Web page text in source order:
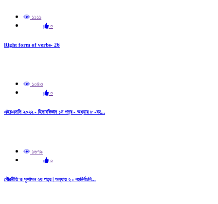
১১১১
০
Right form of verbs- 26
১০৪৩
০
এইচএসসি ২০২২ - হিসাববিজ্ঞান ১ম পত্র - অধ্যায় ৮ -বহ...
১৬৭৯
০
পৌরনীতি ও সুশাসন ২য় পত্র | অধ্যায় ২ : বহুনির্বাচনি...